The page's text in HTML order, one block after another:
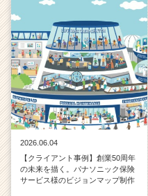
2026.06.04
【クライアント事例】創業50周年
の未来を描く。パナソニック保険
サービス様のビジョンマップ制作